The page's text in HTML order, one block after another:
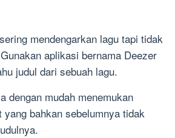
mendengarkan lagu tapi tidak
aplikasi bernama Deezer
judul dari sebuah lagu.
dengan mudah menemukan
bahkan sebelumnya tidak